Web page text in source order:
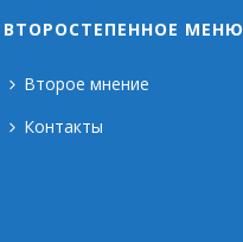
ВТОРОСТЕПЕННОЕ МЕНЮ
Второе мнение
Контакты